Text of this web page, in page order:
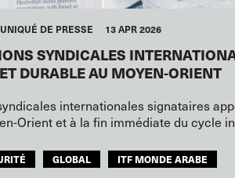
DE PRESSE 13 APR 2026
SYNDICALES
DURABLE AU MOYEN-ORIENT
internationales signataires
Orient et à la fin immédiate du cycle
GLOBAL ITF MONDE ARABE